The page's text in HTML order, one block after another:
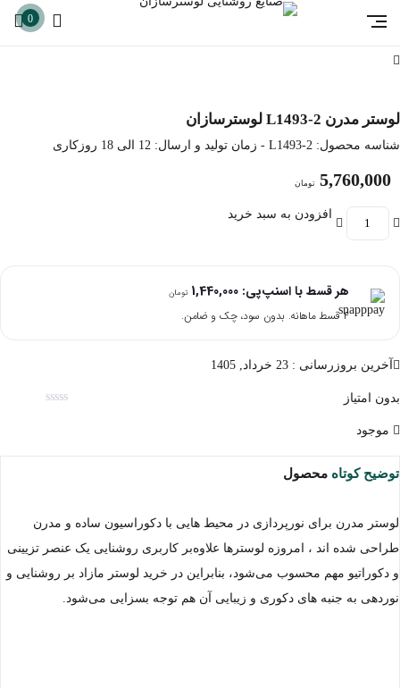
0
لوستر مدرن L1493-2 لوسترسازان
شناسه محصول: L1493-2 - زمان تولید و ارسال: 12 الی 18 روزکاری
5,760,000 تومان
افزودن به سبد خرید
هر قسط با اسنپ‌پی: 1,440,000 تومان
۴ قسط ماهانه. بدون سود، چک و ضامن.
آخرین بروزرسانی : 23 خرداد, 1405
بدون امتیاز
موجود
توضیح کوتاه محصول
لوستر مدرن برای نورپردازی در محیط هایی با دکوراسیون ساده و مدرن
طراحی شده اند ، امروزه لوسترها علاوه‌بر کاربری روشنایی یک عنصر تزیینی
و دکوراتیو مهم محسوب می‌شود، بنابراین در خرید لوستر مازاد بر روشنایی و
نوردهی به جنبه های دکوری و زیبایی آن هم توجه بسزایی می‌شود.